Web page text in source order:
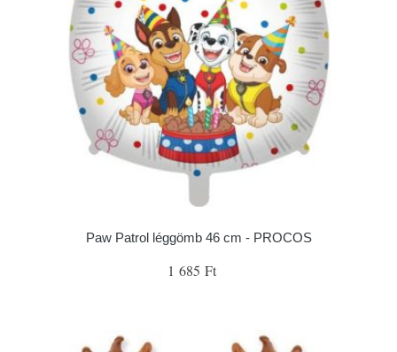
Paw Patrol léggömb 46 cm - PROCOS
1 685 Ft